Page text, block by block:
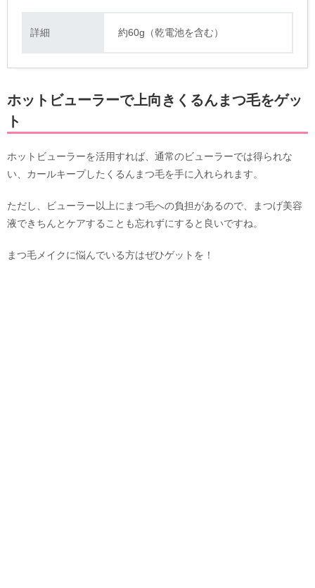
詳細 約60g（乾電池を含む）
ホットビューラーで上向きくるんまつ毛をゲッ
ト
ホットビューラーを活用すれば、通常のビューラーでは得られな
い、カールキープしたくるんまつ毛を手に入れられます。
ただし、ビューラー以上にまつ毛への負担があるので、まつげ美容
液できちんとケアすることも忘れずにすると良いですね。
まつ毛メイクに悩んでいる方はぜひゲットを！